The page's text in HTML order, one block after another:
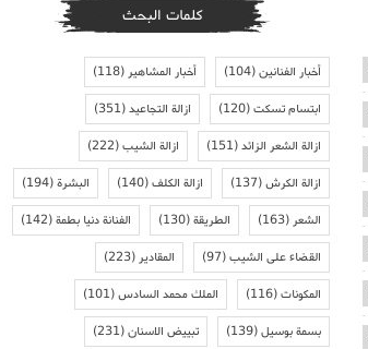
كلمات البحث
أخبار الفنانين(104) أخبار المشاهير(118)
ابتسام تسكت(120) ازالة التجاعيد(351)
ازالة الشعر الزائد(151) ازالة الشيب(222)
ازالة الكرش(137) ازالة الكلف(140) البشرة(194)
الشعر(163) الطريقة(130) الفنانة دنيا بطمة(142)
القضاء على الشيب(97) المقادير(223)
المكونات(116) الملك محمد السادس(101)
بسمة بوسيل(139) تبييض الاسنان(231)